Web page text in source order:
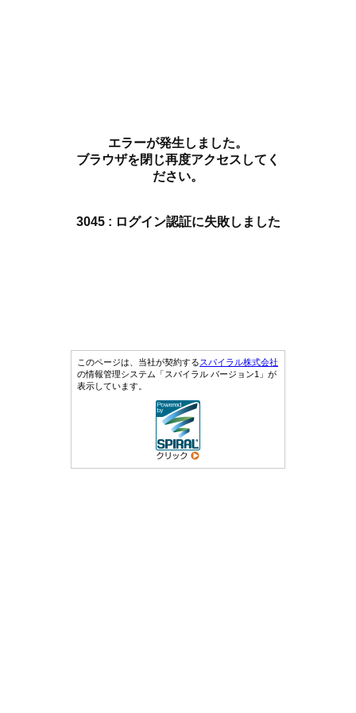
エラーが発生しました。
ブラウザを閉じ再度アクセスしてく
ださい。
3045 : ログイン認証に失敗しました
このページは、当社が契約するスパイラル株式会社
の情報管理システム「スパイラル バージョン1」が
表示しています。